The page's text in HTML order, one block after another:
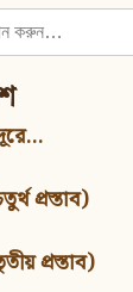
প্রস্তাব)
প্রস্তাব)